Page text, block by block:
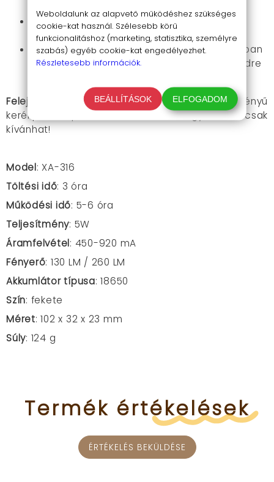
Hosszú üzemidő: Akár 5-6 órán át világít
egyetlen töltéssel.
Könnyű felszerelés, stabil tartás:A csomagban
található rögzítővel pillanatok alatt a biciklidre
Felejtsd el a kompromisszumokat!Azerős fényű
kerékpár lámpa
mindent tud,
amit egy biciklis csak
kívánhat!
Model: XA-316
Töltési idő: 3 óra
Működési idő: 5-6 óra
Teljesítmény: 5W
Áramfelvétel: 450-920 mA
Fényerő: 130 LM / 260 LM
Akkumlátor típusa: 18650
Szín: fekete
Méret: 102 x 32 x 23 mm
Súly: 124 g
Termék értékelések
ÉRTÉKELÉS BEKÜLDÉSE
Weboldalunk az alapvető működéshez szükséges
cookie-kat használ. Szélesebb körű
funkcionalitáshoz (marketing, statisztika, személyre
szabás) egyéb cookie-kat engedélyezhet.
Részletesebb információk.
BEÁLLÍTÁSOK ELFOGADOM